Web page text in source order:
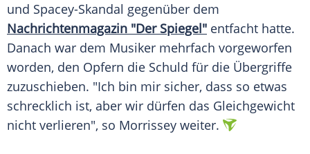
und Spacey-Skandal gegenüber dem
Nachrichtenmagazin "Der Spiegel" entfacht hatte.
Danach war dem Musiker mehrfach vorgeworfen
worden, den Opfern die Schuld für die Übergriffe
zuzuschieben. "Ich bin mir sicher, dass so etwas
schrecklich ist, aber wir dürfen das Gleichgewicht
nicht verlieren", so Morrissey weiter.